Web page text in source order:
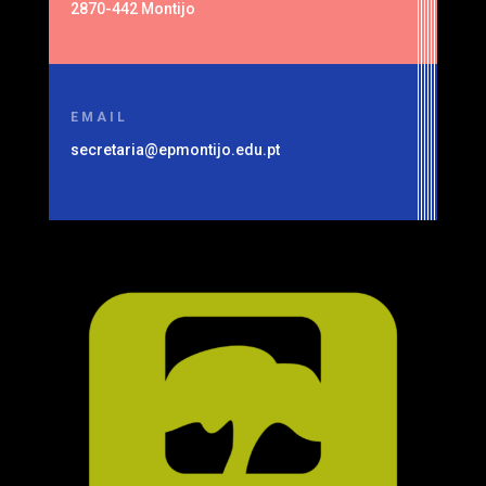
2870-442 Montijo
EMAIL
secretaria@epmontijo.edu.pt